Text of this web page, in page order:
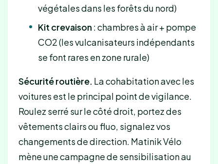
végétales dans les forêts du nord)
Kit crevaison: chambres à air + pompe
CO2 (les vulcanisateurs indépendants
se font rares en zone rurale)
Sécurité routière. La cohabitation avec les
voitures est le principal point de vigilance.
Roulez serré sur le côté droit, portez des
vêtements clairs ou fluo, signalez vos
changements de direction. Matinik Vélo
mène une campagne de sensibilisation au